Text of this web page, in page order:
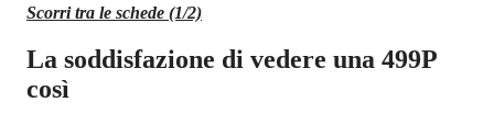
Scorri tra le schede (1/2)
La soddisfazione di vedere una 499P
così